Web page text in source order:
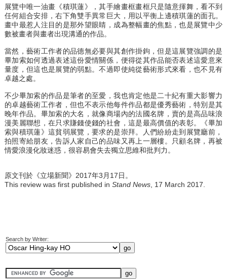
展覽中唯一油畫《積琪蓮》，其手繪畫框畫框只是隨意揮舞，看不到
任何組合安排，右下角雙手異常巨大，用以平衡上邊積琪蓮的面孔。
畫中最惹人注目的是那外望眼睛，成為整幅畫的焦點，也是展覽中少
數被畫者與畫者出現溝通的作品。
當然，藝術工作者的品德無必要與其創作掛鉤，但是這展覽強調的是
畢加索如何透過表述這份愛情關係，便得從其作品能否表述這愛意來
量度，但這也是展覽的弱點。不過即使純從藝術形式來看，也不見有
卓越之處。
不少畢加索的作品是筆者的至愛，我也肯定他是二十紀有重大影響力
的卓越藝術工作者，但也不表示他每件作品都是優秀藝術，特別是其
晚年作品。畢加索的大名，就像商場內的法國名牌，賣的是高品味浪
漫美麗聯想，在只求賺錢使錢的社會，這是最高價值的表彰。《畢加
索與積琪蓮》這貧弱展覽，要求的是崇拜。人們紛紛走到展覽廳前，
拍照寄給朋友，告訴人家自己的品味又再上一層樓。只顧名牌，再被
情愛浪漫化妝迷惑，很容易會失去獨立思維和批判力。
原文刊於《立場新聞》2017年3月17日。
This review was first published in Stand News, 17 March 2017.
Search by Writer: